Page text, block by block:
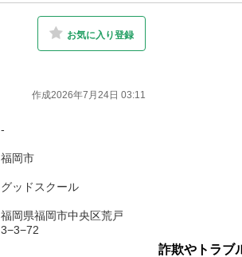
お気に入り登録
作成2026年7月24日 03:11
-
福岡市
グッドスクール
福岡県福岡市中央区荒戸
3−3−72
詐欺やトラブ